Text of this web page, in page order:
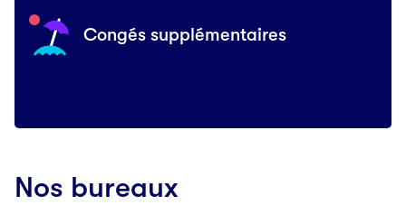
Congés supplémentaires
Nos bureaux